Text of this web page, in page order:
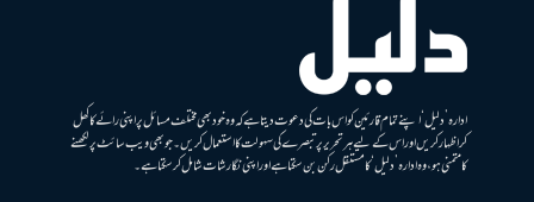
ادارہ ’دلیل‘ اپنے تمام قارئین کو اس بات کی دعوت دیتا ہے کہ وہ خود بھی مختلف مسائل پر اپنی رائے کا کھل
کر اظہار کریں اور اس کے لیے ہر تحریر پر تبصرے کی سہولت کا استعمال کریں۔ جو بھی ویب سائٹ پر لکھنے
کا متمنی ہو، وہ ادارہ ’دلیل‘ کا مستقل رکن بن سکتا ہے اور اپنی نگارشات شامل کرسکتا ہے۔